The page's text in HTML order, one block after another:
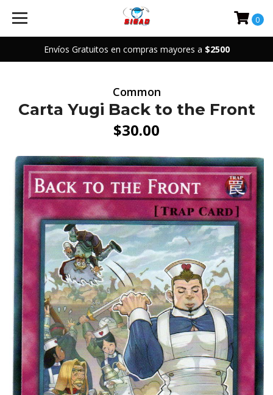
Envíos Gratuitos en compras mayores a $2500
0
Common
Carta Yugi Back to the Front
$30.00